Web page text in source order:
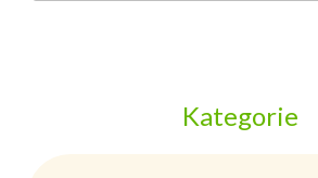
Kategorie